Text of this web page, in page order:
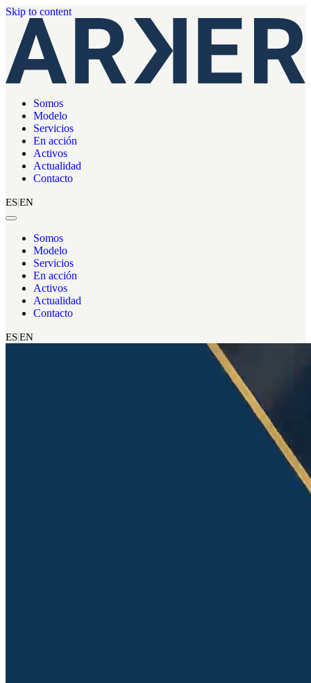
Skip to content
Somos
Modelo
Servicios
En acción
Activos
Actualidad
Contacto
ESEN
Somos
Modelo
Servicios
En acción
Activos
Actualidad
Contacto
ESEN